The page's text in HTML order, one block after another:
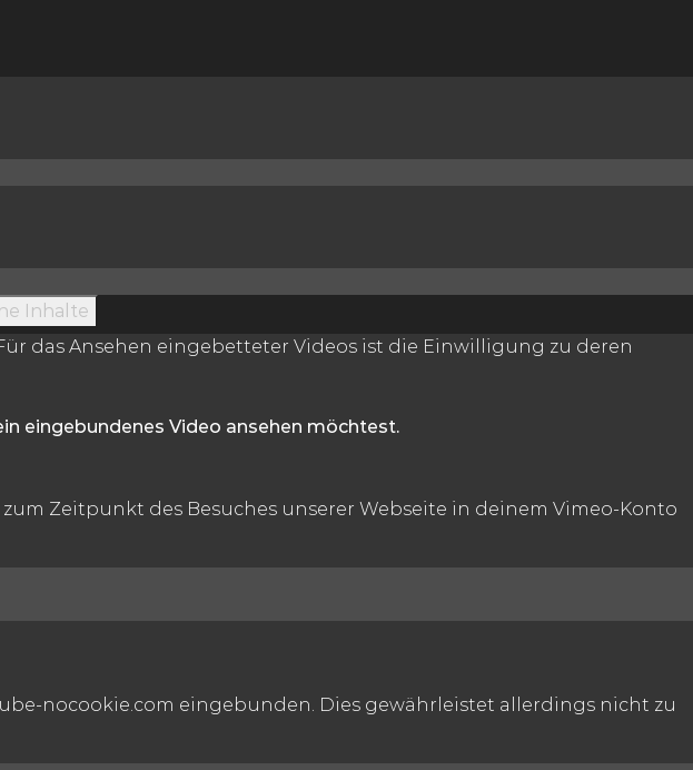
Inhalte
das Ansehen eingebetteter Videos ist die Einwilligung zu deren
eingebundenes Video ansehen möchtest.
Zeitpunkt des Besuches unserer Webseite in deinem Vimeo-Konto
nocookie.com eingebunden. Dies gewährleistet allerdings nicht zu